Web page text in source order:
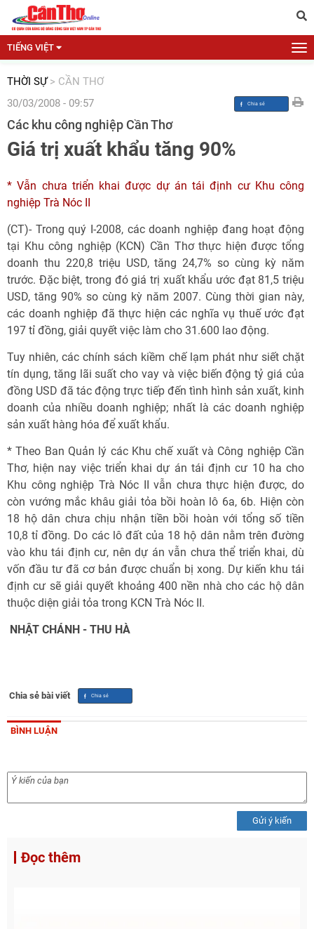
TIẾNG VIỆT
THỜI SỰ > CẦN THƠ
30/03/2008 - 09:57
Các khu công nghiệp Cần Thơ
Giá trị xuất khẩu tăng 90%
* Vẫn chưa triển khai được dự án tái định cư Khu công
nghiệp Trà Nóc II
(CT)- Trong quý I-2008, các doanh nghiệp đang hoạt động
tại Khu công nghiệp (KCN) Cần Thơ thực hiện được tổng
doanh thu 220,8 triệu USD, tăng 24,7% so cùng kỳ năm
trước. Đặc biệt, trong đó giá trị xuất khẩu ước đạt 81,5 triệu
USD, tăng 90% so cùng kỳ năm 2007. Cùng thời gian này,
các doanh nghiệp đã thực hiện các nghĩa vụ thuế ước đạt
197 tỉ đồng, giải quyết việc làm cho 31.600 lao động.
Tuy nhiên, các chính sách kiềm chế lạm phát như siết chặt
tín dụng, tăng lãi suất cho vay và việc biến động tỷ giá của
đồng USD đã tác động trực tiếp đến tình hình sản xuất, kinh
doanh của nhiều doanh nghiệp; nhất là các doanh nghiệp
sản xuất hàng hóa để xuất khẩu.
* Theo Ban Quản lý các Khu chế xuất và Công nghiệp Cần
Thơ, hiện nay việc triển khai dự án tái định cư 10 ha cho
Khu công nghiệp Trà Nóc II vẫn chưa thực hiện được, do
còn vướng mắc khâu giải tỏa bồi hoàn lô 6a, 6b. Hiện còn
18 hộ dân chưa chịu nhận tiền bồi hoàn với tổng số tiền
10,8 tỉ đồng. Do các lô đất của 18 hộ dân nằm trên đường
vào khu tái định cư, nên dự án vẫn chưa thể triển khai, dù
vốn đầu tư đã cơ bản được chuẩn bị xong. Dự kiến khu tái
định cư sẽ giải quyết khoảng 400 nền nhà cho các hộ dân
thuộc diện giải tỏa trong KCN Trà Nóc II.
 NHẬT CHÁNH - THU HÀ
Chia sẻ bài viết
BÌNH LUẬN
Gửi ý kiến
Đọc thêm